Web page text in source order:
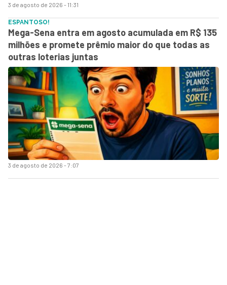
3 de agosto de 2026 - 11:31
3 de agosto de 2026 - 7:07
ESPANTOSO!
Mega-Sena entra em agosto acumulada em R$ 135
milhões e promete prêmio maior do que todas as
outras loterias juntas